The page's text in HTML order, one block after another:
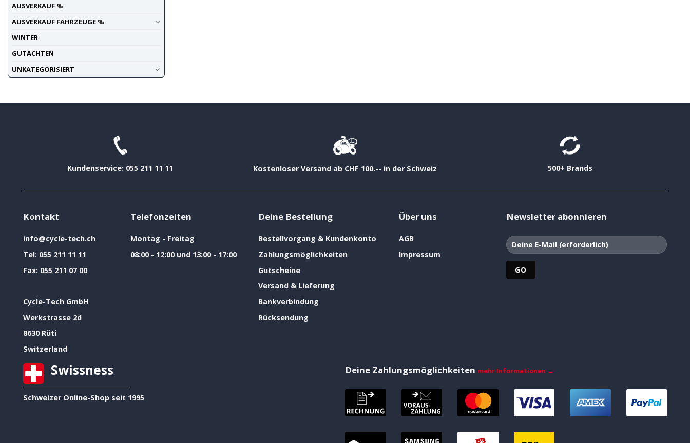
AUSVERKAUF %
AUSVERKAUF FAHRZEUGE %
WINTER
GUTACHTEN
UNKATEGORISIERT
Kundenservice: 055 211 11 11 Kostenloser Versand ab CHF 100.-- in der Schweiz 500+ Brands
Kontakt
info@cycle-tech.ch
Tel: 055 211 11 11
Fax: 055 211 07 00
Cycle-Tech GmbH
Werkstrasse 2d
8630 Rüti
Switzerland
Telefonzeiten
Montag - Freitag
08:00 - 12:00 und 13:00 - 17:00
Deine Bestellung
Bestellvorgang & Kundenkonto
Zahlungsmöglichkeiten
Gutscheine
Versand & Lieferung
Bankverbindung
Rücksendung
Über uns
AGB
Impressum
Newsletter abonnieren
Swissness
Schweizer Online-Shop seit 1995
Deine Zahlungsmöglichkeiten mehr Informationen →